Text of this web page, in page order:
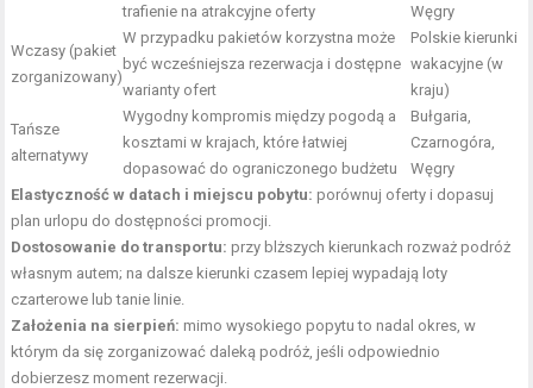
trafienie na atrakcyjne oferty
Węgry
Wczasy (pakiet
zorganizowany)
W przypadku pakietów korzystna może
być wcześniejsza rezerwacja i dostępne
warianty ofert
Polskie kierunki
wakacyjne (w
kraju)
Tańsze
alternatywy
Wygodny kompromis między pogodą a
kosztami w krajach, które łatwiej
dopasować do ograniczonego budżetu
Bułgaria,
Czarnogóra,
Węgry
Elastyczność w datach i miejscu pobytu: porównuj oferty i dopasuj
plan urlopu do dostępności promocji.
Dostosowanie do transportu: przy blższych kierunkach rozważ podróż
własnym autem; na dalsze kierunki czasem lepiej wypadają loty
czarterowe lub tanie linie.
Założenia na sierpień: mimo wysokiego popytu to nadal okres, w
którym da się zorganizować daleką podróż, jeśli odpowiednio
dobierzesz moment rezerwacji.